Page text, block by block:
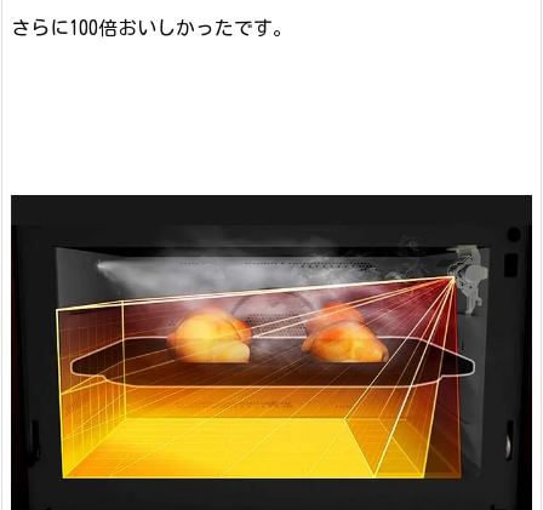
さらに100倍おいしかったです。